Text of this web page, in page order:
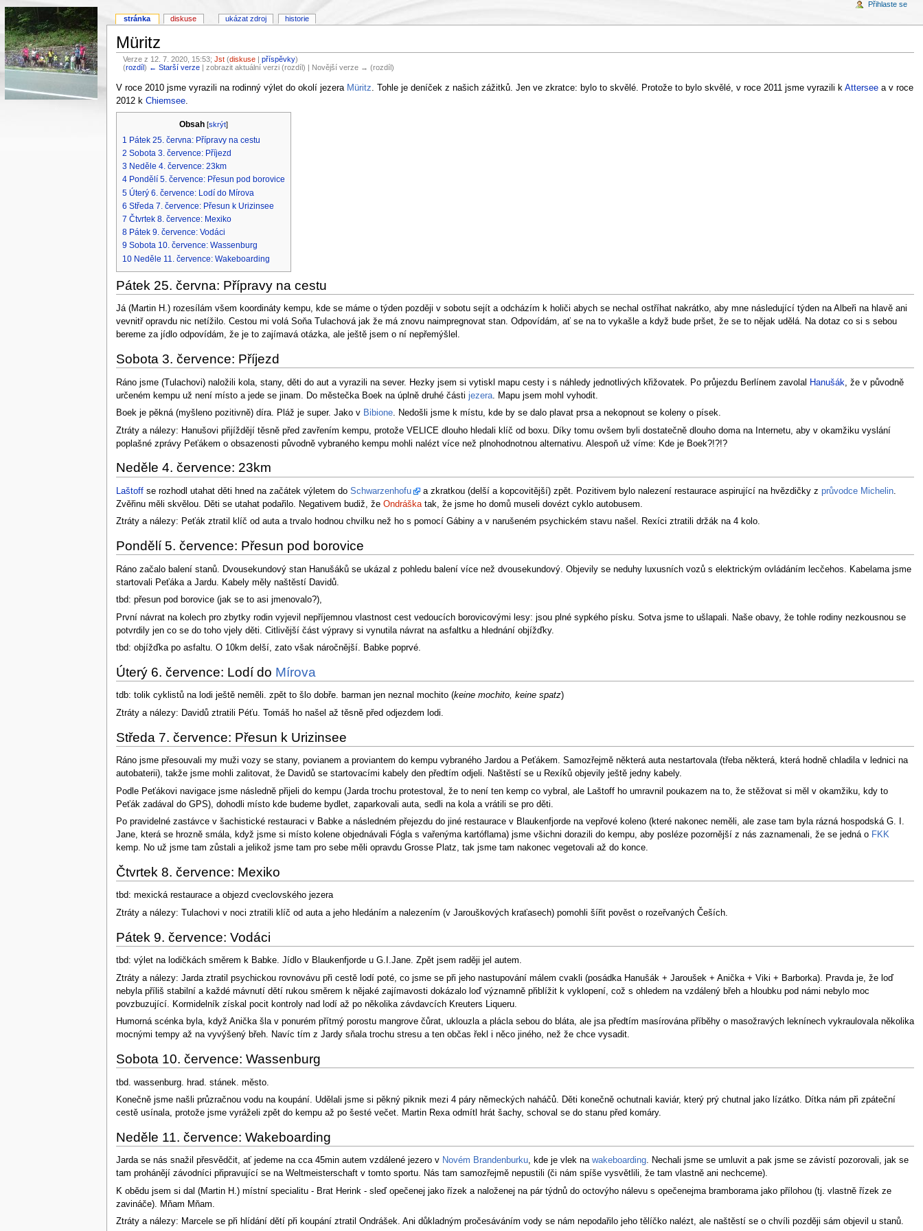
Müritz
Verze z 12. 7. 2020, 15:53;Jst (diskuse |příspěvky)
(rozdíl) ← Starší verze | zobrazit aktuální verzi (rozdíl) | Novější verze → (rozdíl)
V roce 2010 jsme vyrazili na rodinný výlet do okolí jezera Müritz . Tohle je deníček z našich zážitků. Jen ve zkratce: bylo to skvělé. Protože to bylo skvělé, v roce 2011 jsme vyrazili k Atterseea v roce
2012 k Chiemsee.
Obsah [skrýt]
1 Pátek 25. června: Přípravy na cestu
2 Sobota 3. července: Příjezd
3 Neděle 4. července: 23km
4 Pondělí 5. července: Přesun pod borovice
5 Úterý 6. července: Lodí do Mírova
6 Středa 7. července: Přesun k Urizinsee
7 Čtvrtek 8. července: Mexiko
8 Pátek 9. července: Vodáci
9 Sobota 10. července: Wassenburg
10 Neděle 11. července: Wakeboarding
Pátek 25. června: Přípravy na cestu
Já (Martin H.) rozesílám všem koordináty kempu, kde se máme o týden později v sobotu sejít a odcházím k holiči abych se nechal ostříhat nakrátko, aby mne následující týden na Albeři na hlavě ani
vevnitř opravdu nic netížilo. Cestou mi volá Soňa Tulachová jak že má znovu naimpregnovat stan. Odpovídám, ať se na to vykašle a když bude pršet, že se to nějak udělá. Na dotaz co si s sebou
bereme za jídlo odpovídám, že je to zajímavá otázka, ale ještě jsem o ní nepřemýšlel.
Sobota 3. července: Příjezd
Ráno jsme (Tulachovi) naložili kola, stany, děti do aut a vyrazili na sever. Hezky jsem si vytiskl mapu cesty i s náhledy jednotlivých křižovatek. Po průjezdu Berlínem zavolal Hanušák, že v původně
určeném kempu už není místo a jede se jinam. Do městečka Boek na úplně druhé části jezera. Mapu jsem mohl vyhodit.
Boek je pěkná (myšleno pozitivně) díra. Pláž je super. Jako v Bibione. Nedošli jsme k místu, kde by se dalo plavat prsa a nekopnout se koleny o písek.
Ztráty a nálezy: Hanušovi přijíždějí těsně před zavřením kempu, protože VELICE dlouho hledali klíč od boxu. Díky tomu ovšem byli dostatečně dlouho doma na Internetu, aby v okamžiku vyslání
poplašné zprávy Peťákem o obsazenosti původně vybraného kempu mohli nalézt více než plnohodnotnou alternativu. Alespoň už víme: Kde je Boek?!?!?
Neděle 4. července: 23km
Laštoffse rozhodl utahat děti hned na začátek výletem do Schwarzenhofu a zkratkou (delší a kopcovitější) zpět. Pozitivem bylo nalezení restaurace aspirující na hvězdičky z průvodce Michelin.
Zvěřinu měli skvělou. Děti se utahat podařilo. Negativem budiž, že Ondráškatak, že jsme ho domů museli dovézt cyklo autobusem.
Ztráty a nálezy: Peťák ztratil klíč od auta a trvalo hodnou chvilku než ho s pomocí Gábiny a v narušeném psychickém stavu našel. Rexíci ztratili držák na 4 kolo.
Pondělí 5. července: Přesun pod borovice
Ráno začalo balení stanů. Dvousekundový stan Hanušáků se ukázal z pohledu balení více než dvousekundový. Objevily se neduhy luxusních vozů s elektrickým ovládáním lecčehos. Kabelama jsme
startovali Peťáka a Jardu. Kabely měly naštěstí Davidů.
tbd: přesun pod borovice (jak se to asi jmenovalo?),
První návrat na kolech pro zbytky rodin vyjevil nepříjemnou vlastnost cest vedoucích borovicovými lesy: jsou plné sypkého písku. Sotva jsme to ušlapali. Naše obavy, že tohle rodiny nezkousnou se
potvrdily jen co se do toho vjely děti. Citlivější část výpravy si vynutila návrat na asfaltku a hlednání objížďky.
tbd: objížďka po asfaltu. O 10km delší, zato však náročnější. Babke poprvé.
Úterý 6. července: Lodí do Mírova
tdb: tolik cyklistů na lodi ještě neměli. zpět to šlo dobře. barman jen neznal mochito (keine mochito, keine spatz)
Ztráty a nálezy: Davidů ztratili Péťu. Tomáš ho našel až těsně před odjezdem lodi.
Středa 7. července: Přesun k Urizinsee
Ráno jsme přesouvali my muži vozy se stany, povianem a proviantem do kempu vybraného Jardou a Peťákem. Samozřejmě některá auta nestartovala (třeba některá, která hodně chladila v lednici na
autobaterii), takže jsme mohli zalitovat, že Davidů se startovacími kabely den předtím odjeli. Naštěstí se u Rexíků objevily ještě jedny kabely.
Podle Peťákovi navigace jsme následně přijeli do kempu (Jarda trochu protestoval, že to není ten kemp co vybral, ale Laštoff ho umravnil poukazem na to, že stěžovat si měl v okamžiku, kdy to
Peťák zadával do GPS), dohodli místo kde budeme bydlet, zaparkovali auta, sedli na kola a vrátili se pro děti.
Po pravidelné zastávce v šachistické restauraci v Babke a následném přejezdu do jiné restaurace v Blaukenfjorde na vepřové koleno (které nakonec neměli, ale zase tam byla rázná hospodská G. I.
Jane, která se hrozně smála, když jsme si místo kolene objednávali Fógla s vařenýma kartóflama) jsme všichni dorazili do kempu, aby posléze pozornější z nás zaznamenali, že se jedná o FKK
kemp. No už jsme tam zůstali a jelikož jsme tam pro sebe měli opravdu Grosse Platz, tak jsme tam nakonec vegetovali až do konce.
Čtvrtek 8. července: Mexiko
tbd: mexická restaurace a objezd cveclovského jezera
Ztráty a nálezy: Tulachovi v noci ztratili klíč od auta a jeho hledáním a nalezením (v Jarouškových kraťasech) pomohli šířit pověst o rozeřvaných Češích.
Pátek 9. července: Vodáci
tbd: výlet na lodičkách směrem k Babke. Jídlo v Blaukenfjorde u G.I.Jane. Zpět jsem raději jel autem.
Ztráty a nálezy: Jarda ztratil psychickou rovnovávu při cestě lodí poté, co jsme se při jeho nastupování málem cvakli (posádka Hanušák + Jaroušek + Anička + Viki + Barborka). Pravda je, že loď
nebyla příliš stabilní a každé mávnutí dětí rukou směrem k nějaké zajímavosti dokázalo loď významně přiblížit k vyklopení, což s ohledem na vzdálený břeh a hloubku pod námi nebylo moc
povzbuzující. Kormidelník získal pocit kontroly nad lodí až po několika závdavcích Kreuters Liqueru.
Humorná scénka byla, když Anička šla v ponurém přítmý porostu mangrove čůrat, uklouzla a plácla sebou do bláta, ale jsa předtím masírována příběhy o masožravých leknínech vykraulovala několika
mocnými tempy až na vyvýšený břeh. Navíc tím z Jardy sňala trochu stresu a ten občas řekl i něco jiného, než že chce vysadit.
Sobota 10. července: Wassenburg
tbd. wassenburg. hrad. stánek. město.
Konečně jsme našli průzračnou vodu na koupání. Udělali jsme si pěkný piknik mezi 4 páry německých naháčů. Děti konečně ochutnali kaviár, který prý chutnal jako lízátko. Dítka nám při zpáteční
cestě usínala, protože jsme vyráželi zpět do kempu až po šesté večet. Martin Rexa odmítl hrát šachy, schoval se do stanu před komáry.
Neděle 11. července: Wakeboarding
Jarda se nás snažil přesvědčit, ať jedeme na cca 45min autem vzdálené jezero v Novém Brandenburku, kde je vlek na wakeboarding. Nechali jsme se umluvit a pak jsme se závistí pozorovali, jak se
tam prohánějí závodníci připravující se na Weltmeisterschaft v tomto sportu. Nás tam samozřejmě nepustili (či nám spíše vysvětlili, že tam vlastně ani nechceme).
K obědu jsem si dal (Martin H.) místní specialitu - Brat Herink - sleď opečenej jako řízek a naloženej na pár týdnů do octovýho nálevu s opečenejma bramborama jako přílohou (tj. vlastně řízek ze
zavináče). Mňam Mňam.
Ztráty a nálezy: Marcele se při hlídání dětí při koupání ztratil Ondrášek. Ani důkladným pročesáváním vody se nám nepodařilo jeho tělíčko nalézt, ale naštěstí se o chvíli později sám objevil u stanů.
stránka diskuse ukázat zdroj historie
Přihlaste se